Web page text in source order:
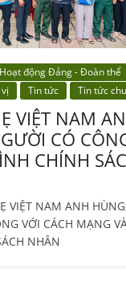
Hoạt động Đảng - Đoàn thể
Tin tức Tin tức
VIỆT NAM
CÓ
CHÍNH
VIỆT NAM ANH
VỚI CÁCH MẠNG
NHÂN